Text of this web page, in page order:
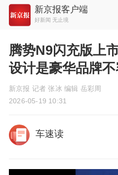
新京报客户端
好新闻 无止境
腾势N9闪充版上
设计是豪华品牌
新京报 记者 张冰 编辑 岳彩周
2026-05-19 10:31
车速读